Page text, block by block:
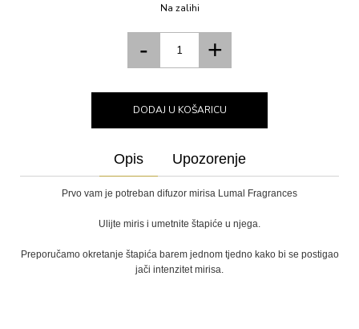
Na zalihi
DODAJ U KOŠARICU
Opis Upozorenje
Prvo vam je potreban difuzor mirisa Lumal Fragrances
Ulijte miris i umetnite štapiće u njega.
Preporučamo okretanje štapića barem jednom tjedno kako bi se postigao
jači intenzitet mirisa.